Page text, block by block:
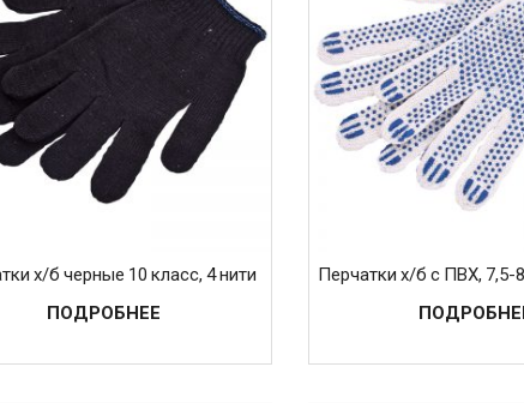
х/б черные 10 класс, 4 нити
ПОДРОБНЕЕ
Перчатки х/б с ПВХ, 7,5-